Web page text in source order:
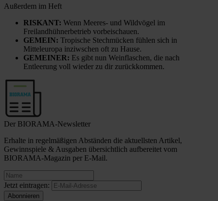
Außerdem im Heft
RISKANT: Wenn Meeres- und Wildvögel im
Freilandhühnerbetrieb vorbeischauen.
GEMEIN: Tropische Stechmücken fühlen sich in
Mitteleuropa inziwschen oft zu Hause.
GEMEINER: Es gibt nun Weinflaschen, die nach
Entleerung voll wieder zu dir zurückkommen.
Der BIORAMA-Newsletter
Erhalte in regelmäßigen Abständen die aktuellsten Artikel,
Gewinnspiele & Ausgaben übersichtlich aufbereitet vom
BIORAMA-Magazin per E-Mail.
Jetzt eintragen: